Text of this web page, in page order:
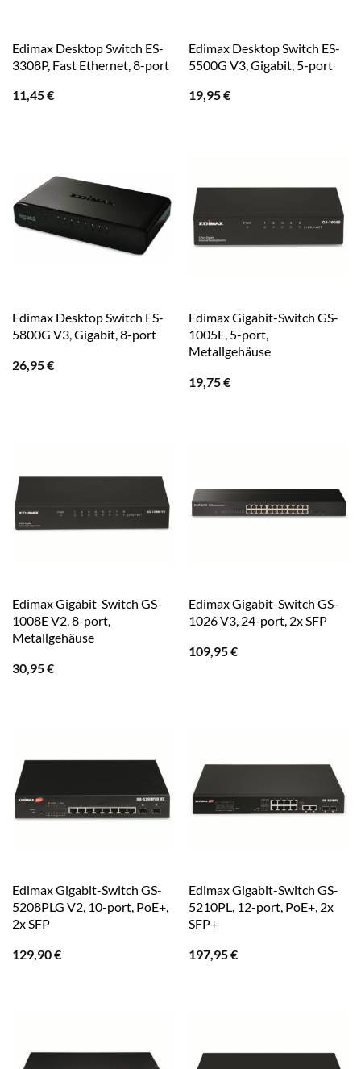
Edimax Desktop Switch ES-
3308P, Fast Ethernet, 8-port
11,45€
Edimax Desktop Switch ES-
5500G V3, Gigabit, 5-port
19,95€
Edimax Desktop Switch ES-
5800G V3, Gigabit, 8-port
26,95€
Edimax Gigabit-Switch GS-
1005E, 5-port,
Metallgehäuse
19,75€
Edimax Gigabit-Switch GS-
1008E V2, 8-port,
Metallgehäuse
30,95€
Edimax Gigabit-Switch GS-
1026 V3, 24-port, 2x SFP
109,95€
Edimax Gigabit-Switch GS-
5208PLG V2, 10-port, PoE+,
2x SFP
129,90€
Edimax Gigabit-Switch GS-
5210PL, 12-port, PoE+, 2x
SFP+
197,95€